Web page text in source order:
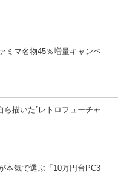
ミマ名物45％増量キャンペ
描いた”レトロフューチャ
本気で選ぶ「10万円台PC3